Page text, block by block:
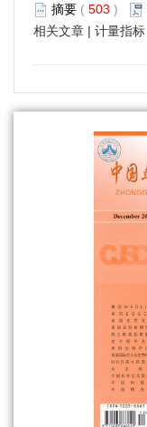
摘要 ( 503 )
相关文章 | 计量指标